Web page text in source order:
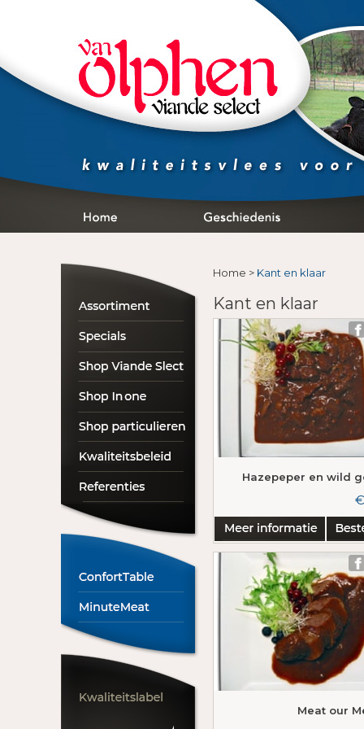
Home > Kant en klaar
Kant en klaar
Hazepeper en wild
Meat our